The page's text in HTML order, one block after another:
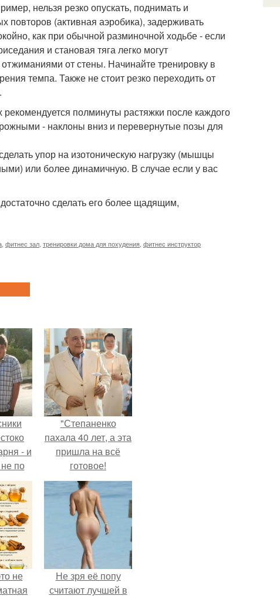
нельзя резко опускать, поднимать и
повторов (активная аэробика), задерживать
как при обычной разминочной ходьбе - если
и становая тяга легко могут
от стены. Начинайте тренировку в
темпа. Также не стоит резко переходить от
полминуты растяжки после каждого
- наклоны вниз и перевернутые позы для
упор на изотоническую нагрузку (мышцы
или более динамичную. В случае если у вас
сделать его более щадящим,
фитнес зал тренировки дома для похудения фитнес инструктор
- и
по
"Степаненко
пахала 40 лет, а эта
пришла на всё
готовое!
не
Не зря её попу
считают лучшей в